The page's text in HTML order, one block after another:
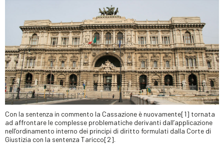
Con la sentenza in commento la Cassazione è nuovamente[1] tornata
ad affrontare le complesse problematiche derivanti dall’applicazione
nell’ordinamento interno dei principi di diritto formulati dalla Corte di
Giustizia con la sentenza Taricco[2].